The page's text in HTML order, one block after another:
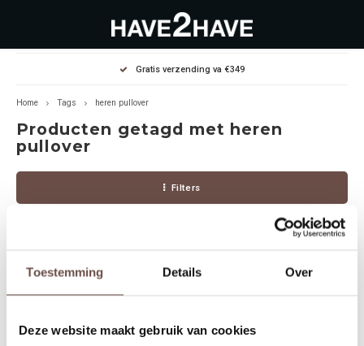
Toestemming Details Over
Deze website maakt gebruik van cookies
Hoofdmenu / dames
Jassen Diverse
Winterjassen
T-shirts
Accessoires
Hoofdmenu / heren
Hoodies
Sweaters
Joggers
Pullovers
Hoofdmenu / outlet deals
Diverse
Heren
Gratis verzending va €349
Home Tags heren pullover
Producten getagd met heren
pullover
Filters
Geen producten gevonden!...